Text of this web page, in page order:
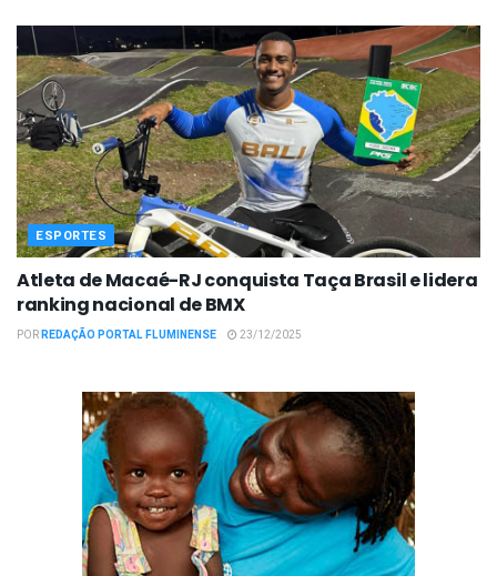
ESPORTES
Atleta de Macaé-RJ conquista Taça Brasil e lidera
ranking nacional de BMX
PORREDAÇÃO PORTAL FLUMINENSE 23/12/2025